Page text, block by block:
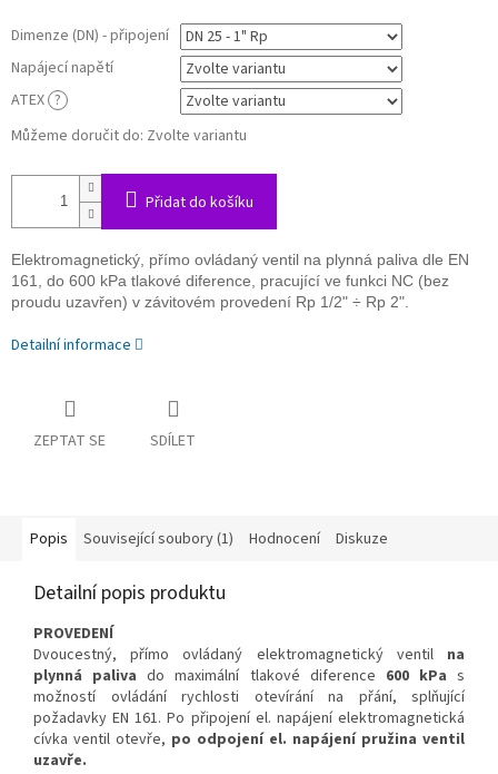
Dimenze (DN) - připojení
Napájecí napětí
ATEX ?
Můžeme doručit do: Zvolte variantu
Přidat do košíku
Elektromagnetický, přímo ovládaný ventil na plynná paliva dle EN
161, do 600 kPa tlakové diference, pracující ve funkci NC (bez
proudu uzavřen) v závitovém provedení Rp 1/2" ÷ Rp 2".
Detailní informace
ZEPTAT SE SDÍLET
Popis Související soubory (1) Hodnocení Diskuze
Detailní popis produktu
PROVEDENÍ
Dvoucestný, přímo ovládaný elektromagnetický ventil na
plynná paliva do maximální tlakové diference 600 kPa s
možností ovládání rychlosti otevírání na přání, splňující
požadavky EN 161. Po připojení el. napájení elektromagnetická
cívka ventil otevře, po odpojení el. napájení pružina ventil
uzavře.